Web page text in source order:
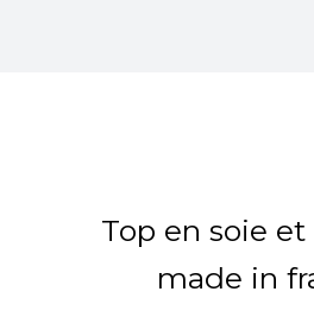
Top en soie
made in